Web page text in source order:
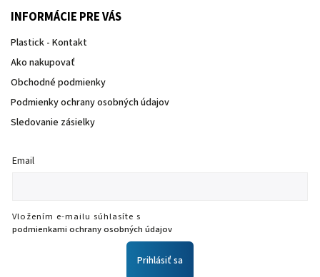
INFORMÁCIE PRE VÁS
Plastick - Kontakt
Ako nakupovať
Obchodné podmienky
Podmienky ochrany osobných údajov
Sledovanie zásielky
Email
Vložením e-mailu súhlasíte s
podmienkami ochrany osobných údajov
Prihlásiť sa